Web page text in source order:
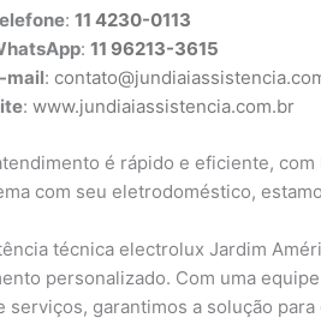
: 11 4230-0113
: 11 96213-3615
mail:
: www.jundiaiassistencia.com.br
é rápido e eficiente,
com seu eletrodoméstico,
técnica electrolux Jardim
personalizado. Com uma
serviços, garantimos a solução